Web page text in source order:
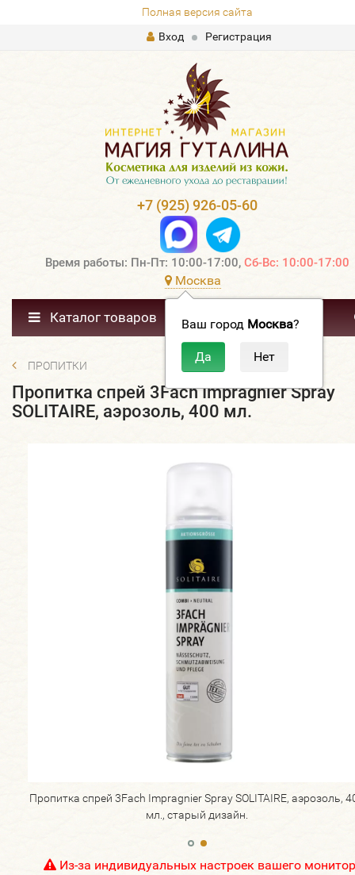
Полная версия сайта
Вход
Регистрация
+7 (925) 926-05-60
Время работы: Пн-Пт: 10:00-17:00, Сб-Вс: 10:00-17:00
Москва
Ваш город Москва?
Каталог товаров
ПРОПИТКИ
Пропитка спрей 3Fach Impragnier Spray
SOLITAIRE, аэрозоль, 400 мл.
Пропитка спрей 3Fach Impragnier Spray SOLITAIRE, аэрозоль,
мл., старый дизайн.
Из-за индивидуальных настроек вашего